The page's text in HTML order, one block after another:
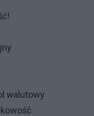
walutowy